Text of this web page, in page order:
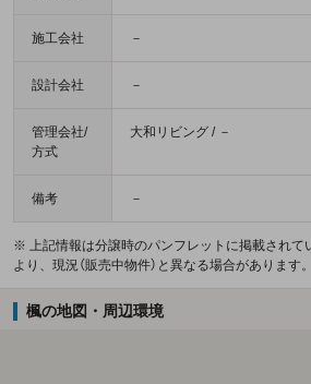
施工会社 －
設計会社 －
管理会社/
方式
大和リビング / －
備考 －
※ 上記情報は分譲時のパンフレットに掲載されて
より、現況（販売中物件）と異なる場合があります。
楓の地図・周辺環境